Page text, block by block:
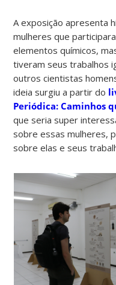
A exposição apresenta
mulheres que
elementos químicos,
tiveram seus trabalhos
outros cientistas
ideia surgiu a partir do
Periódica: Caminhos
que seria super
sobre essas mulheres,
sobre elas e seus